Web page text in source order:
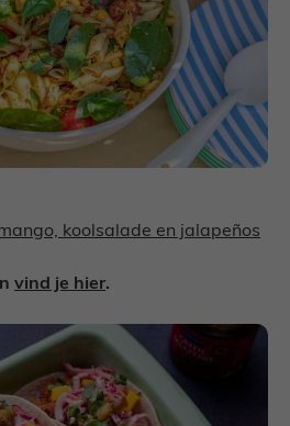
koolsalade en jalapeños
vind je hier.